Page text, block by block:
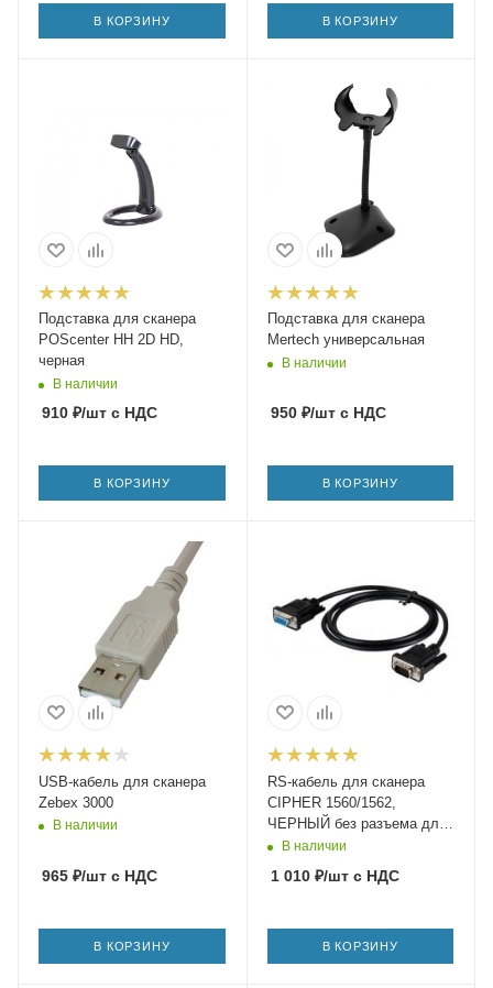
В КОРЗИНУ В КОРЗИНУ
Подставка для сканера
POScenter HH 2D HD,
черная
В наличии
910 ₽/шт с НДС
В КОРЗИНУ
Подставка для сканера
Mertech универсальная
В наличии
950₽/штс НДС
В КОРЗИНУ
USB-кабель для сканера
Zebex 3000
В наличии
965 ₽/шт с НДС
В КОРЗИНУ
RS-кабель для сканера
CIPHER 1560/1562,
ЧЕРНЫЙ без разъема для
подачи питания
В наличии
1 010₽/штс НДС
В КОРЗИНУ